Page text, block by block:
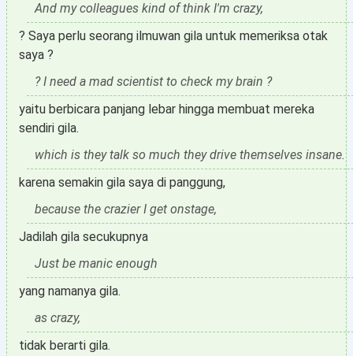
And my colleagues kind of think I'm crazy,
? Saya perlu seorang ilmuwan gila untuk memeriksa otak
saya ?
? I need a mad scientist to check my brain ?
yaitu berbicara panjang lebar hingga membuat mereka
sendiri gila.
which is they talk so much they drive themselves insane.
karena semakin gila saya di panggung,
because the crazier I get onstage,
Jadilah gila secukupnya
Just be manic enough
yang namanya gila.
as crazy,
tidak berarti gila.